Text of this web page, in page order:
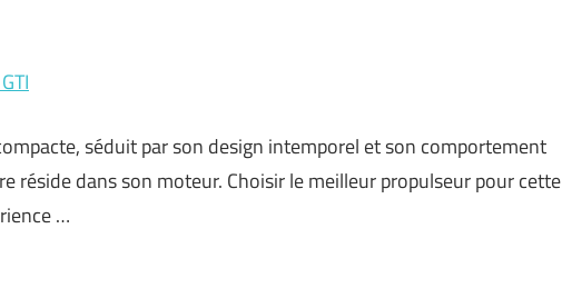
séduit par son design intemporel et son comportement
réside dans son moteur. Choisir le meilleur propulseur pour cette
…